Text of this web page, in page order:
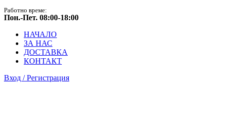
Работно време:
Пон.-Пет. 08:00-18:00
НАЧАЛО
ЗА НАС
ДОСТАВКА
КОНТАКТ
Вход / Регистрация